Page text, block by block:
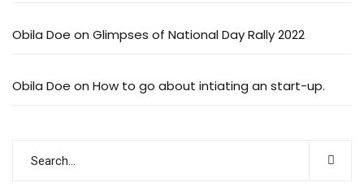
Obila Doe on Glimpses of National Day Rally 2022
Obila Doe on How to go about intiating an start-up.